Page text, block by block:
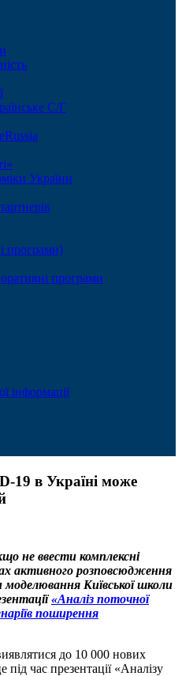
С/Г
України
програми)
програми
інформації
19 в Україні може
не ввести комплексні
активного розповсюдження
моделювання Київської школи
«Аналіз поточної
поширення
до 10 000 нових
час презентації «Аналізу